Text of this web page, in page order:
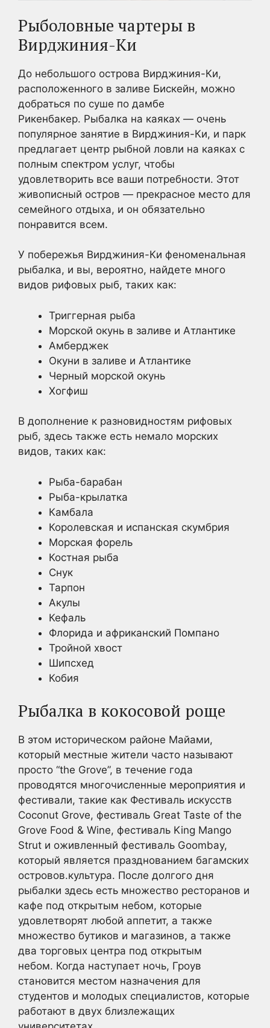
Рыболовные чартеры в
Вирджиния-Ки
До небольшого острова Вирджиния-Ки,
расположенного в заливе Бискейн, можно
добраться по суше по дамбе
Рикенбакер. Рыбалка на каяках — очень
популярное занятие в Вирджиния-Ки, и парк
предлагает центр рыбной ловли на каяках с
полным спектром услуг, чтобы
удовлетворить все ваши потребности. Этот
живописный остров — прекрасное место для
семейного отдыха, и он обязательно
понравится всем.
У побережья Вирджиния-Ки феноменальная
рыбалка, и вы, вероятно, найдете много
видов рифовых рыб, таких как:
Триггерная рыба
Морской окунь в заливе и Атлантике
Амберджек
Окуни в заливе и Атлантике
Черный морской окунь
Хогфиш
В дополнение к разновидностям рифовых
рыб, здесь также есть немало морских
видов, таких как:
Рыба-барабан
Рыба-крылатка
Камбала
Королевская и испанская скумбрия
Морская форель
Костная рыба
Снук
Тарпон
Акулы
Кефаль
Флорида и африканский Помпано
Тройной хвост
Шипсхед
Кобия
Рыбалка в кокосовой роще
В этом историческом районе Майами,
который местные жители часто называют
просто “the Grove”, в течение года
проводятся многочисленные мероприятия и
фестивали, такие как Фестиваль искусств
Coconut Grove, фестиваль Great Taste of the
Grove Food & Wine, фестиваль King Mango
Strut и оживленный фестиваль Goombay,
который является празднованием багамских
островов.культура. После долгого дня
рыбалки здесь есть множество ресторанов и
кафе под открытым небом, которые
удовлетворят любой аппетит, а также
множество бутиков и магазинов, а также
два торговых центра под открытым
небом. Когда наступает ночь, Гроув
становится местом назначения для
студентов и молодых специалистов, которые
работают в двух близлежащих